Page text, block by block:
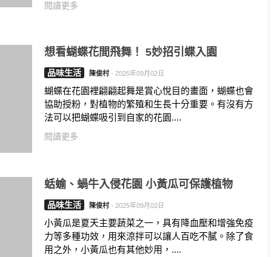
閱讀更多
想看蝴蝶花間飛舞！ 5妙招引蝶入園
品味生活 陳俊村 - 2025年09月02日
蝴蝶在花園裡翩翩起舞是賞心悅目的畫面，蝴蝶也會
協助授粉，對植物的繁殖和生長十分重要。有沒有方
法可以把蝴蝶吸引到自家的花園....
閱讀更多
蛞蝓、蝸牛入侵花園 小黃瓜可保護植物
品味生活 陳俊村 - 2025年09月02日
小黃瓜是夏天主要蔬菜之一，具有降血壓和增強免疫
力等多種功效，用來涼拌可以讓人百吃不膩。除了食
用之外，小黃瓜也有其他妙用，....